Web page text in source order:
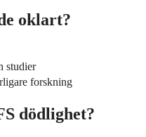
oklart?
studier
forskning
dödlighet?